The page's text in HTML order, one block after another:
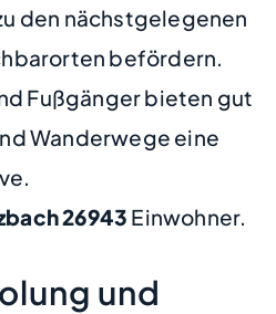
den nächstgelegenen
befördern.
Fußgänger bieten gut
Wanderwege eine
26943 Einwohner.
und